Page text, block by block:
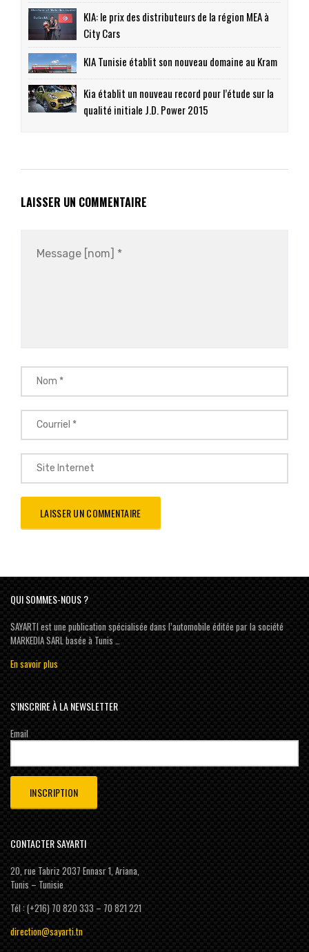
KIA: le prix des distributeurs de la région MEA à
City Cars
KIA Tunisie établit son nouveau domaine au Kram
Kia établit un nouveau record pour l’étude sur la
qualité initiale J.D. Power 2015
LAISSER UN COMMENTAIRE
QUI SOMMES-NOUS ?
SAYARTI est une publication spécialisée dans l’automobile éditée par la société
MARKEDIA SARL basée à Tunis …
En savoir plus
S’INSCRIRE À LA NEWSLETTER
Email
CONTACTER SAYARTI
20, rue Tabriz 2037 Ennasr 1, Ariana,
Tunis – Tunisie
Tél : (+216) 70 820 333 – 70 821 221
direction@sayarti.tn